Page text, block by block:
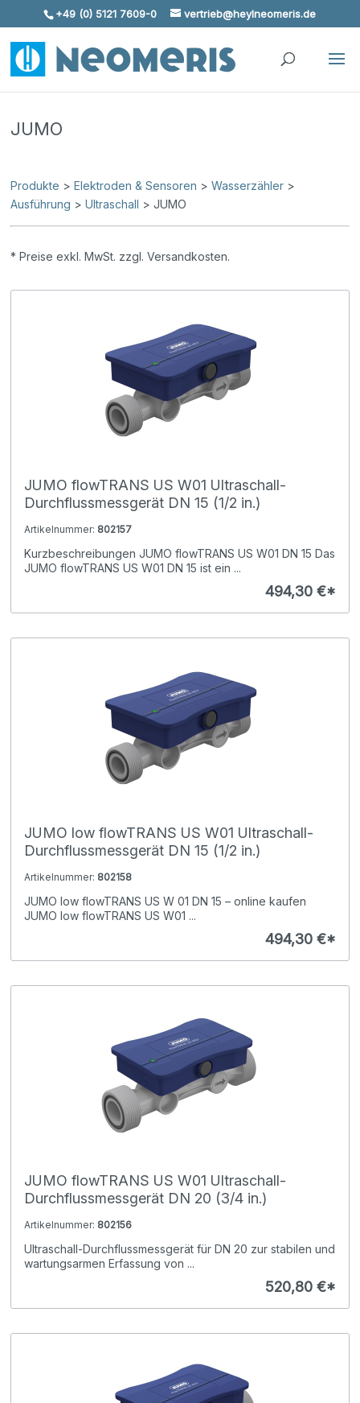
Skip To Content
+49 (0) 5121 7609-0 vertrieb@heylneomeris.de
JUMO
Produkte >Elektroden & Sensoren >Wasserzähler >
Ausführung >Ultraschall > JUMO
* Preise exkl. MwSt. zzgl. Versandkosten.
JUMO flowTRANS US W01 Ultraschall-
Durchflussmessgerät DN 15 (1/2 in.)
Artikelnummer: 802157
Kurzbeschreibungen JUMO flowTRANS US W01 DN 15 Das
JUMO flowTRANS US W01 DN 15 ist ein ...
494,30 €*
JUMO low flowTRANS US W01 Ultraschall-
Durchflussmessgerät DN 15 (1/2 in.)
Artikelnummer: 802158
JUMO low flowTRANS US W 01 DN 15 – online kaufen
JUMO low flowTRANS US W01 ...
494,30 €*
JUMO flowTRANS US W01 Ultraschall-
Durchflussmessgerät DN 20 (3/4 in.)
Artikelnummer: 802156
Ultraschall-Durchflussmessgerät für DN 20 zur stabilen und
wartungsarmen Erfassung von ...
520,80 €*